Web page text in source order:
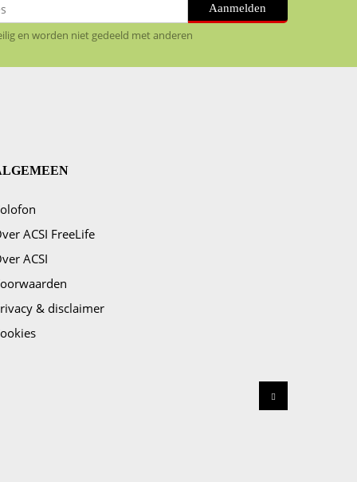
Aanmelden
en worden niet gedeeld met anderen
ACSI FreeLife
ACSI
& disclaimer